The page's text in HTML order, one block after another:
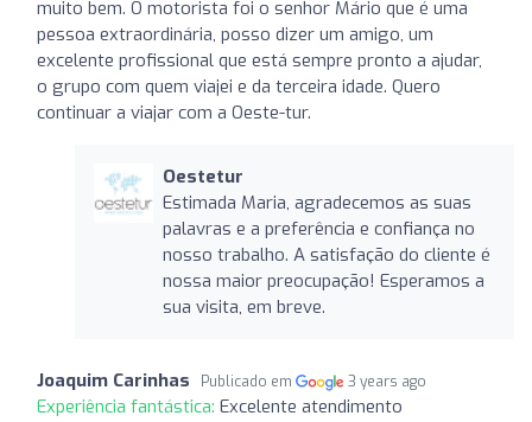
muito bem. O motorista foi o senhor Mário que é uma
pessoa extraordinária, posso dizer um amigo, um
excelente profissional que está sempre pronto a ajudar,
o grupo com quem viajei e da terceira idade. Quero
continuar a viajar com a Oeste-tur.
Oestetur
Estimada Maria, agradecemos as suas
palavras e a preferência e confiança no
nosso trabalho. A satisfação do cliente é
nossa maior preocupação! Esperamos a
sua visita, em breve.
Joaquim Carinhas Publicado em 3 years ago
Experiência fantástica: Excelente atendimento